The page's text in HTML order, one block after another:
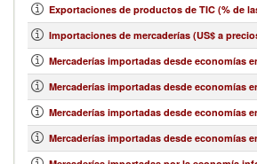
Exportaciones de productos de TIC (% de
Importaciones de mercaderías (US$ a
Mercaderías importadas desde economías
Mercaderías importadas desde economías
Mercaderías importadas desde economías
Mercaderías importadas desde economías